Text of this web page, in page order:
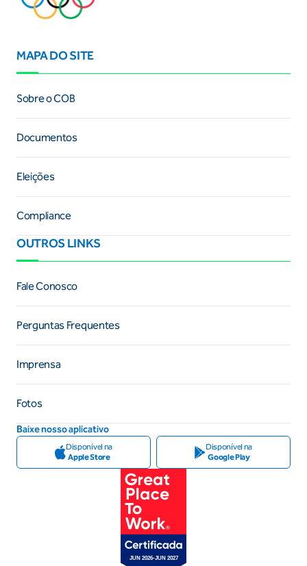
MAPA DO SITE
Sobre o COB
Documentos
Eleições
Compliance
OUTROS LINKS
Fale Conosco
Perguntas Frequentes
Imprensa
Fotos
Baixe nosso aplicativo
Disponível na
Apple Store
Disponível na
Google Play